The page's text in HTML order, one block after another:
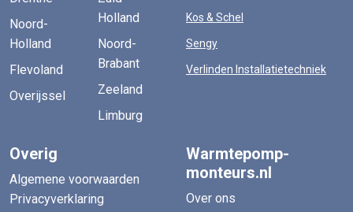
Noord-
Holland
Flevoland
Overijssel
Holland
Noord-
Brabant
Zeeland
Limburg
Kos & Schel
Sengy
Verlinden Installatietechniek
Overig
Algemene voorwaarden
Privacyverklaring
Warmtepomp-
monteurs.nl
Over ons